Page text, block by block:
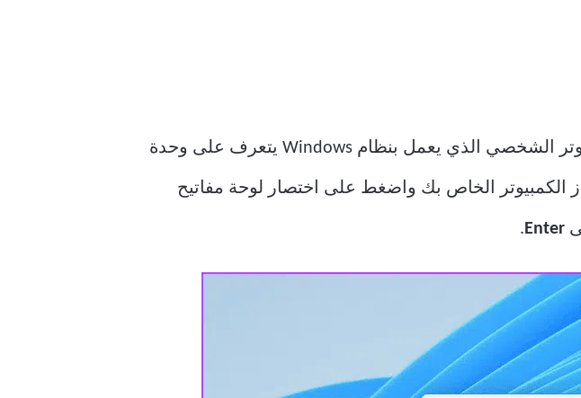
قبل إجراء أي إصلاحات ، ستحتاج إلى التحقق مما إذا كان جهاز الكمبيوتر الشخصي الذي يعمل بنظام Windows يتعرف على وحدة
الخاص بك واضغط على اختصار لوحة مفاتيح
Enter
.